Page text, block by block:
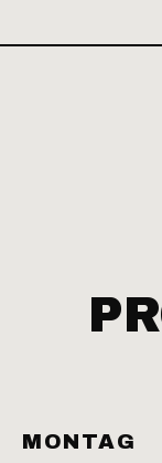
MONTAG